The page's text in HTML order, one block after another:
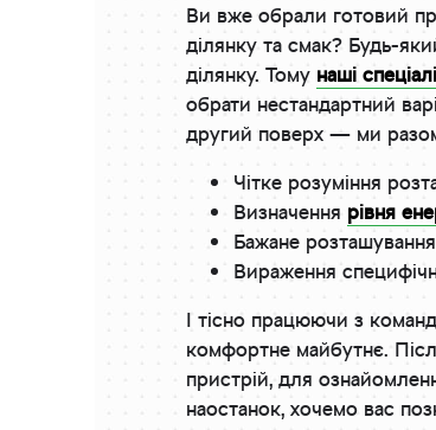
Ви вже обрали готовий
ділянку та смак? Будь-
ділянку. Тому наші
обрати нестандартний
другий поверх — ми
Чітке розуміння
Визначення рівня
Бажане
Вираження
І тісно працюючи з
комфортне майбутнє.
пристрій, для
наостанок, хочемо вас